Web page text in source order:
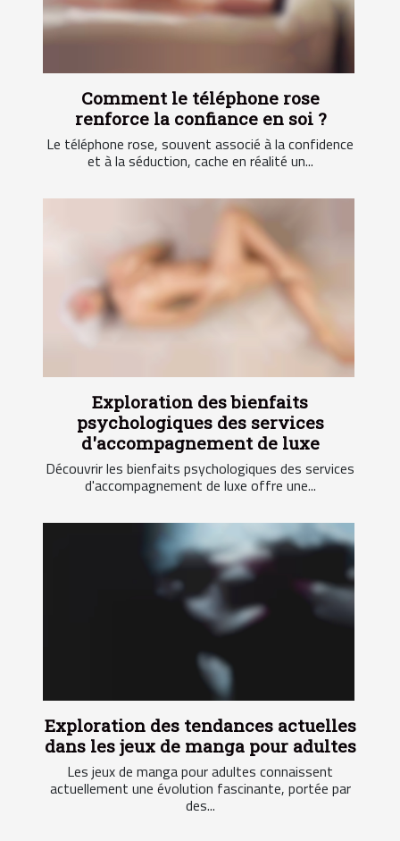
Comment le téléphone rose
renforce la confiance en soi ?
Le téléphone rose, souvent associé à la confidence
et à la séduction, cache en réalité un...
Exploration des bienfaits
psychologiques des services
d'accompagnement de luxe
Découvrir les bienfaits psychologiques des services
d'accompagnement de luxe offre une...
Exploration des tendances actuelles
dans les jeux de manga pour adultes
Les jeux de manga pour adultes connaissent
actuellement une évolution fascinante, portée par
des...